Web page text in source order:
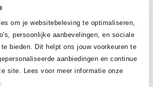
om je websitebeleving te optimaliseren,
persoonlijke aanbevelingen, en sociale
bieden. Dit helpt ons jouw voorkeuren te
aanbiedingen en continue
site. Lees voor meer informatie onze
.